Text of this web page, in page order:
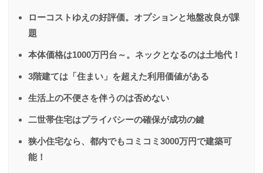
ローコストゆえの好評価。オプションと地盤改良が課
題
本体価格は1000万円台～。ネックとなるのは土地代！
3階建ては「住まい」を超えた利用価値がある
生活上の不便さを伴うのは否めない
二世帯住宅はプライバシーの確保が成功の鍵
狭小住宅なら、都内でもコミコミ3000万円で建築可
能！